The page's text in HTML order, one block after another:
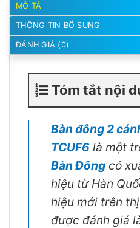
MÔ TẢ
THÔNG TIN BỔ SUNG
ĐÁNH GIÁ (0)
Tóm tắt nội
Bàn đông 2
TCUF6 là một
Bàn Đông có
hiệu từ Hàn
hiệu mới trên
được đánh giá